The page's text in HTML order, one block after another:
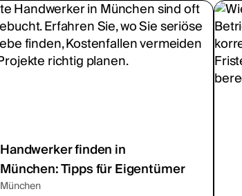
Handwerker finden in
München: Tipps für Eigentümer
München